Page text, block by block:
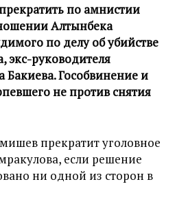
по амнистии
Алтынбека
по делу об убийстве
экс-руководителя
Бакиева. Гособвинение и
не против снятия
прекратит уголовное
если решение
ни одной из сторон в